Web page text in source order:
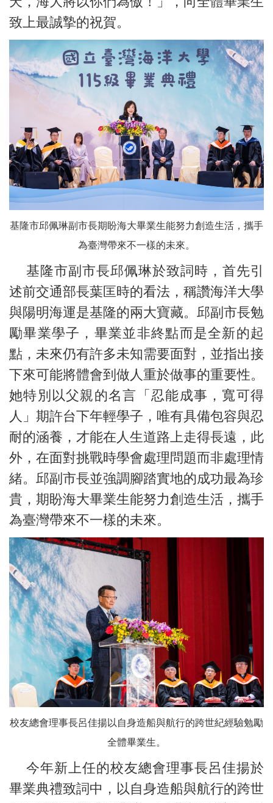
致上最誠摯的祝賀。
基隆市邱佩琳副市長期盼海大畢業生能努力創造生活，攜手
為臺灣帶來不一樣的未來。
基隆市副市長邱佩琳於致詞時，首先引
述前交通部長葉匡時的看法，稱讚海洋大學
與陽明海運是基隆的兩大寶藏。邱副市長勉
勵畢業學子，畢業並非終點而是全新的起
點，未來仍有許多未知需要面對，並指出接
下來可能將體會到做人重於做事的重要性。
她特別以父親的名言「忍能成事，寬可得
人」期許台下年輕學子，唯有具備包容與忍
耐的涵養，才能在人生道路上走得長遠，此
外，在面對挑戰時學會處理問題而非處理情
緒。邱副市長並強調腳踏實地的成功最為珍
貴，期盼海大畢業生能努力創造生活，攜手
為臺灣帶來不一樣的未來。
校友總會理事長呂佳揚以自身造船與航行的跨世紀經驗勉勵
全體畢業生。
今年新上任的校友總會理事長呂佳揚於
畢業典禮致詞中，以自身造船與航行的跨世